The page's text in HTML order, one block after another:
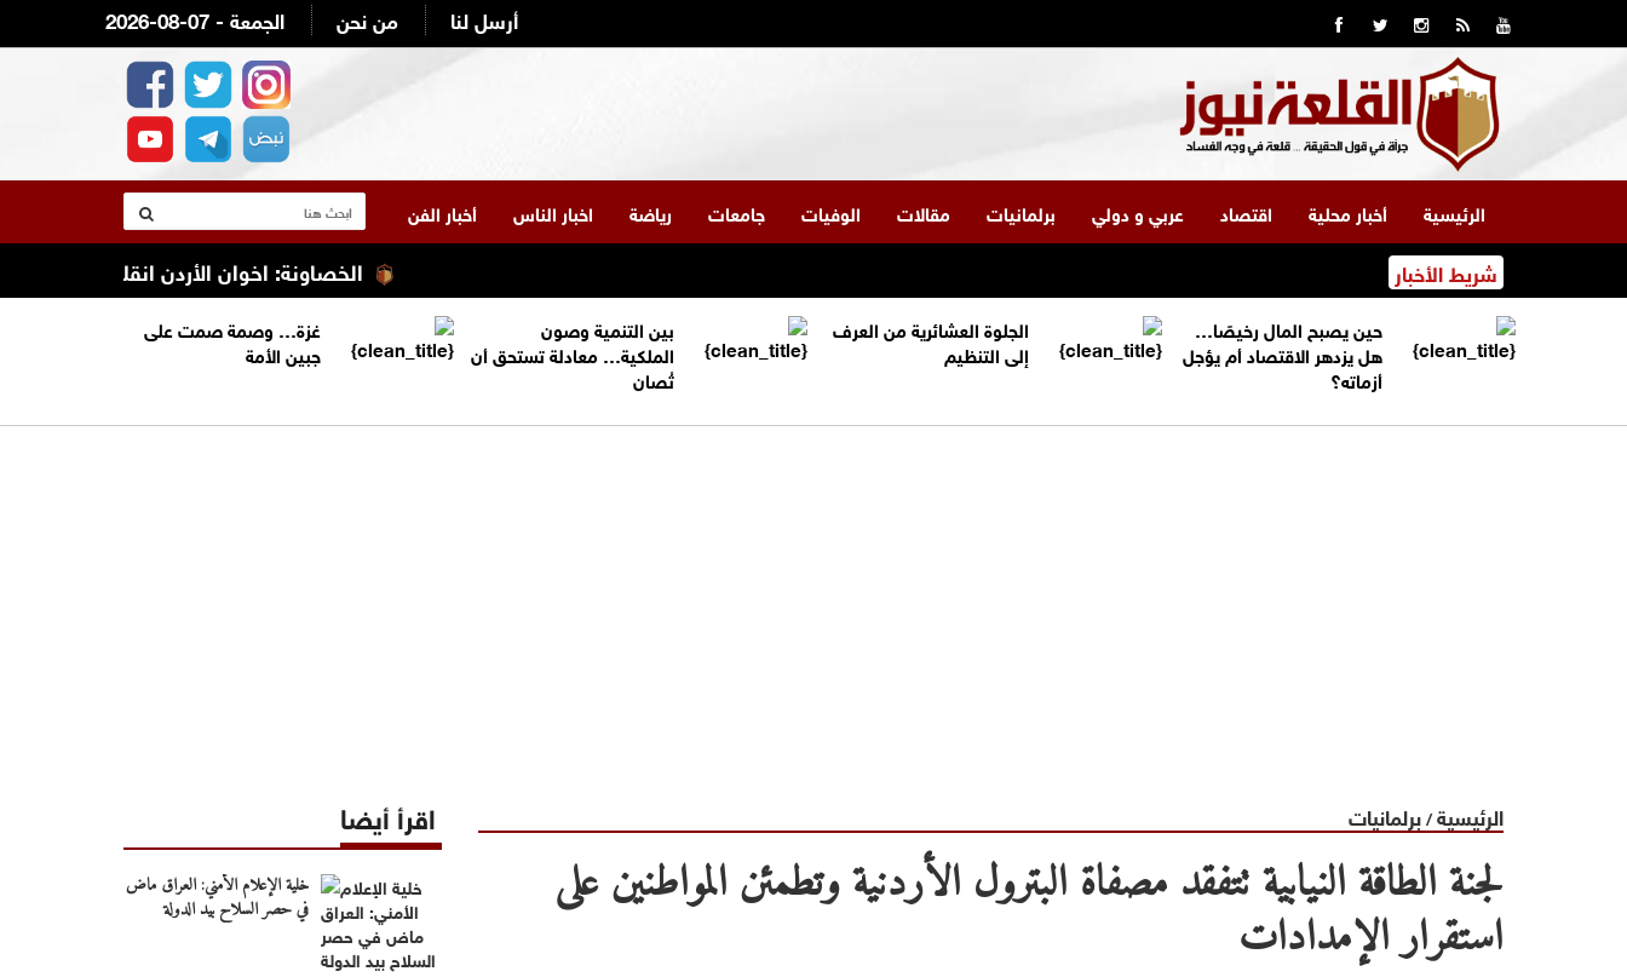
2026-08-07 - الجمعة من نحن أرسل لنا
الرئيسية أخبار محلية اقتصاد عربي و دولي برلمانيات مقالات الوفيات جامعات رياضة اخبار الناس أخبار الفن
شريط الأخبار الخصاونة: اخوان الأردن انقلبوا وحاولوا
حين يصبح المال رخيصًا…
هل يزدهر الاقتصاد أم يؤجل
أزماته؟
الجلوة العشائرية من العرف
إلى التنظيم
بين التنمية وصون
الملكية… معادلة تستحق أن
تُصان
غزة… وصمة صمت على
جبين الأمة
الرئيسية/برلمانيات
لجنة الطاقة النيابية تتفقد مصفاة البترول الأردنية وتطمئن المواطنين على
استقرار الإمدادات
اقرأ أيضا
خلية الإعلام الأمني: العراق ماض
في حصر السلاح بيد الدولة